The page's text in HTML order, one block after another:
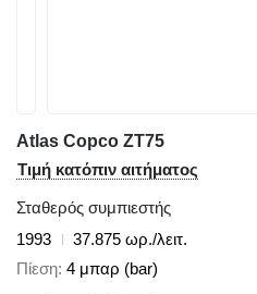
Atlas Copco ZT75
Τιμή κατόπιν αιτήματος
Σταθερός συμπιεστής
1993
37.875 ωρ./λειτ.
Πίεση 4 μπαρ (bar)